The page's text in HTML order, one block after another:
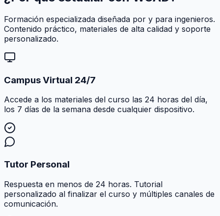
Formación especializada diseñada por y para ingenieros.
Contenido práctico, materiales de alta calidad y soporte
personalizado.
Campus Virtual 24/7
Accede a los materiales del curso las 24 horas del día,
los 7 días de la semana desde cualquier dispositivo.
Tutor Personal
Respuesta en menos de 24 horas. Tutorial
personalizado al finalizar el curso y múltiples canales de
comunicación.